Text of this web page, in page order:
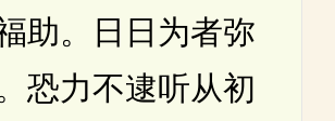
助。日日为者弥
恐力不逮听从初